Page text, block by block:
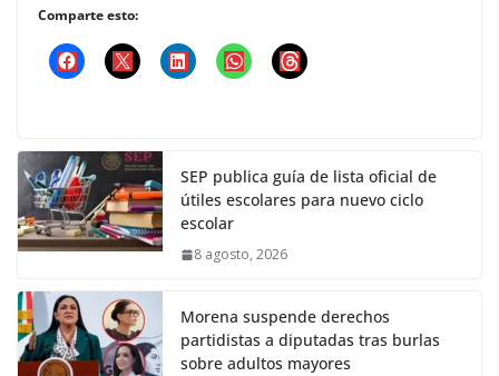
Comparte esto:
SEP publica guía de lista oficial de
útiles escolares para nuevo ciclo
escolar
8 agosto, 2026
Morena suspende derechos
partidistas a diputadas tras burlas
sobre adultos mayores